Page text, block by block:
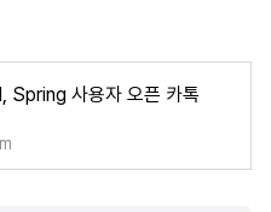
Spring 사용자 오픈 카톡